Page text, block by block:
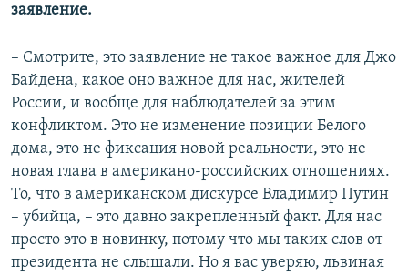
заявление.
– Смотрите, это заявление не такое важное для Джо
Байдена, какое оно важное для нас, жителей
России, и вообще для наблюдателей за этим
конфликтом. Это не изменение позиции Белого
дома, это не фиксация новой реальности, это не
новая глава в американо-российских отношениях.
То, что в американском дискурсе Владимир Путин
– убийца, – это давно закрепленный факт. Для нас
просто это в новинку, потому что мы таких слов от
президента не слышали. Но я вас уверяю, львиная